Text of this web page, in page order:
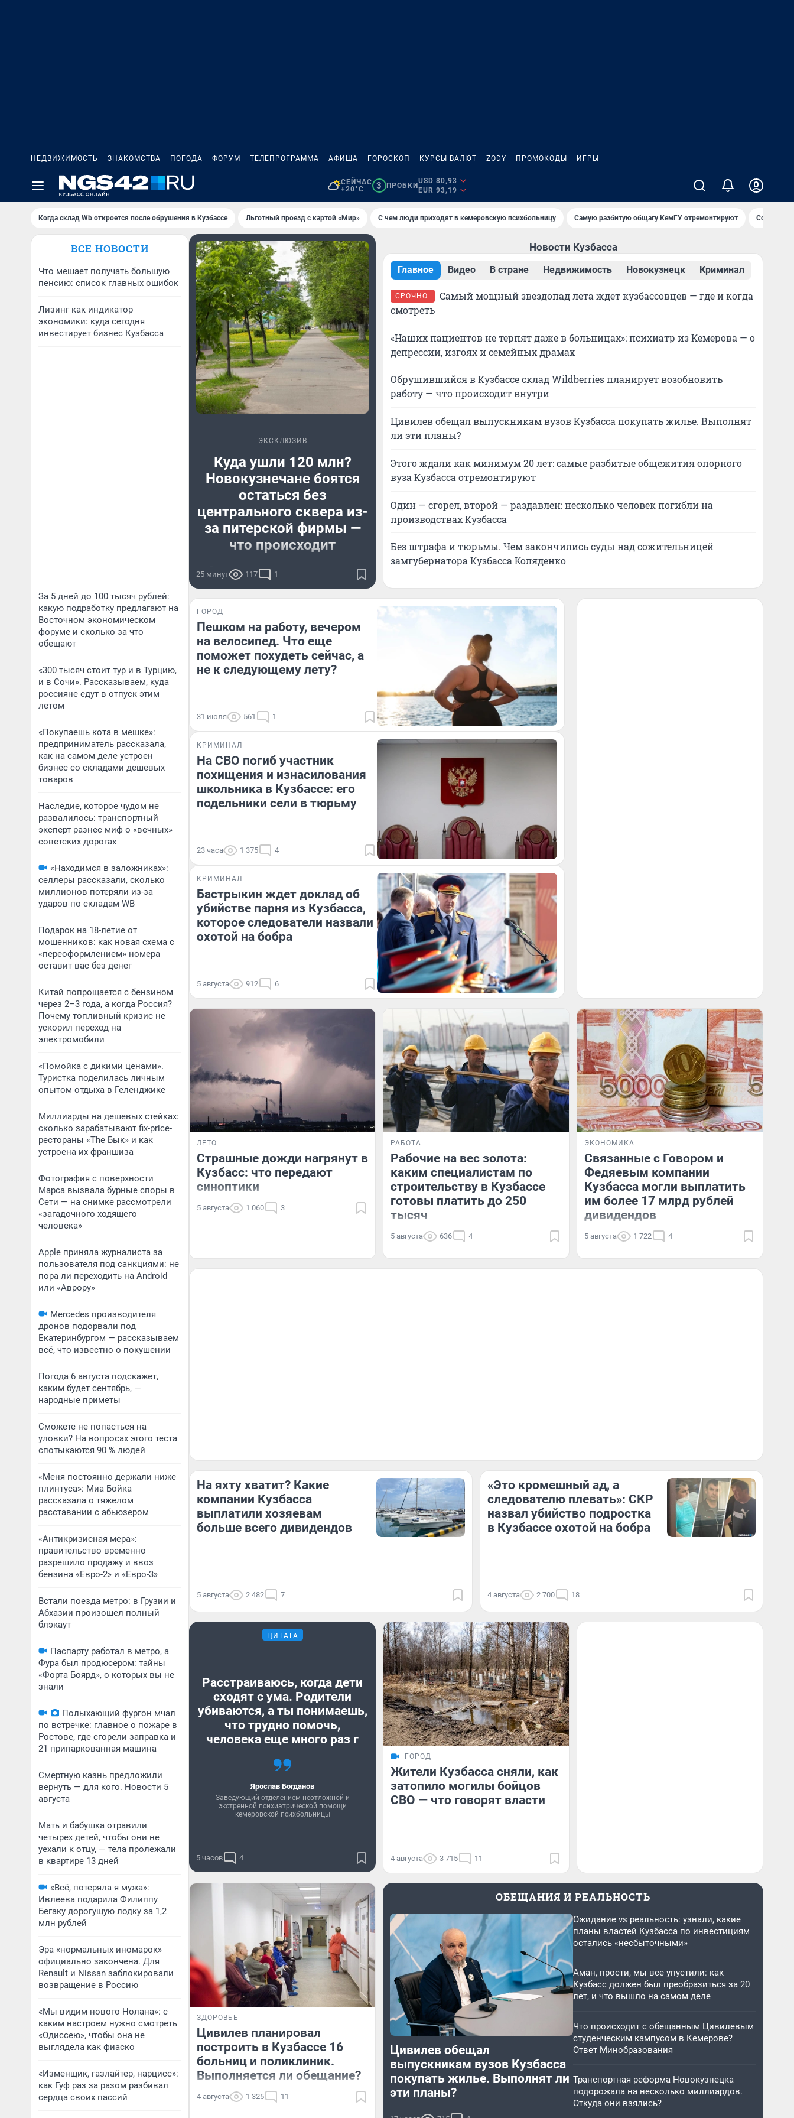
НЕДВИЖИМОСТЬ ЗНАКОМСТВА ПОГОДА ФОРУМ ТЕЛЕПРОГРАММА АФИША ГОРОСКОП КУРСЫ ВАЛЮТ ZODY ПРОМОКОДЫ ИГРЫ
СЕЙЧАС
+20°C
3 ПРОБКИ
USD 80,93
EUR 93,19
Когда склад Wb откроется после обрушения в Кузбассе Льготный проезд с картой «Мир» С чем люди приходят в кемеровскую психбольницу Самую разбитую общагу КемГУ отремонтируют
ВСЕ НОВОСТИ
Что мешает получать большую
пенсию: список главных ошибок
Лизинг как индикатор
экономики: куда сегодня
инвестирует бизнес Кузбасса
За 5 дней до 100 тысяч рублей:
какую подработку предлагают на
Восточном экономическом
форуме и сколько за что
обещают
«300 тысяч стоит тур и в Турцию,
и в Сочи». Рассказываем, куда
россияне едут в отпуск этим
летом
«Покупаешь кота в мешке»:
предприниматель рассказала,
как на самом деле устроен
бизнес со складами дешевых
товаров
Наследие, которое чудом не
развалилось: транспортный
эксперт разнес миф о «вечных»
советских дорогах
«Находимся в заложниках»:
селлеры рассказали, сколько
миллионов потеряли из-за
ударов по складам WB
Подарок на 18-летие от
мошенников: как новая схема с
«переоформлением» номера
оставит вас без денег
Китай попрощается с бензином
через 2–3 года, а когда Россия?
Почему топливный кризис не
ускорил переход на
электромобили
«Помойка с дикими ценами».
Туристка поделилась личным
опытом отдыха в Геленджике
Миллиарды на дешевых стейках:
сколько зарабатывают fix-price-
рестораны «The Бык» и как
устроена их франшиза
Фотография с поверхности
Марса вызвала бурные споры в
Сети — на снимке рассмотрели
«загадочного ходящего
человека»
Apple приняла журналиста за
пользователя под санкциями: не
пора ли переходить на Android
или «Аврору»
Mercedes производителя
дронов подорвали под
Екатеринбургом — рассказываем
всё, что известно о покушении
Погода 6 августа подскажет,
каким будет сентябрь, —
народные приметы
Сможете не попасться на
уловки? На вопросах этого теста
спотыкаются 90 % людей
«Меня постоянно держали ниже
плинтуса»: Миа Бойка
рассказала о тяжелом
расставании с абьюзером
«Антикризисная мера»:
правительство временно
разрешило продажу и ввоз
бензина «Евро-2» и «Евро-3»
Встали поезда метро: в Грузии и
Абхазии произошел полный
блэкаут
Паспарту работал в метро, а
Фура был продюсером: тайны
«Форта Боярд», о которых вы не
знали
Полыхающий фургон мчал
по встречке: главное о пожаре в
Ростове, где сгорели заправка и
21 припаркованная машина
Смертную казнь предложили
вернуть — для кого. Новости 5
августа
Мать и бабушка отравили
четырех детей, чтобы они не
уехали к отцу, — тела пролежали
в квартире 13 дней
«Всё, потеряла я мужа»:
Ивлеева подарила Филиппу
Бегаку дорогущую лодку за 1,2
млн рублей
Эра «нормальных иномарок»
официально закончена. Для
Renault и Nissan заблокировали
возвращение в Россию
«Мы видим нового Нолана»: с
каким настроем нужно смотреть
«Одиссею», чтобы она не
выглядела как фиаско
«Изменщик, газлайтер, нарцисс»:
как Гуф раз за разом разбивал
сердца своих пассий
ЭКСКЛЮЗИВ
Куда ушли 120 млн?
Новокузнечане боятся
остаться без
центрального сквера из-
за питерской фирмы —
что происходит
За парком не ухаживают, хотя
деньги на это тратятся
25 минут 117 1
Новости Кузбасса
Главное Видео В стране Недвижимость Новокузнецк Криминал
СРОЧНО
Самый мощный звездопад лета ждет кузбассовцев — где и когда
смотреть
«Наших пациентов не терпят даже в больницах»: психиатр из Кемерова — о
депрессии, изгоях и семейных драмах
Обрушившийся в Кузбассе склад Wildberries планирует возобновить
работу — что происходит внутри
Цивилев обещал выпускникам вузов Кузбасса покупать жилье. Выполнят
ли эти планы?
Этого ждали как минимум 20 лет: самые разбитые общежития опорного
вуза Кузбасса отремонтируют
Один — сгорел, второй — раздавлен: несколько человек погибли на
производствах Кузбасса
Без штрафа и тюрьмы. Чем закончились суды над сожительницей
замгубернатора Кузбасса Коляденко
ГОРОД
Пешком на работу, вечером
на велосипед. Что еще
поможет похудеть сейчас, а
не к следующему лету?
31 июля 561 1
КРИМИНАЛ
На СВО погиб участник
похищения и изнасилования
школьника в Кузбассе: его
подельники сели в тюрьму
23 часа 1 375 4
КРИМИНАЛ
Бастрыкин ждет доклад об
убийстве парня из Кузбасса,
которое следователи назвали
охотой на бобра
5 августа 912 6
ЛЕТО
Страшные дожди нагрянут в
Кузбасс: что передают
синоптики
5 августа 1 060 3
РАБОТА
Рабочие на вес золота:
каким специалистам по
строительству в Кузбассе
готовы платить до 250
тысяч
5 августа 636 4
ЭКОНОМИКА
Связанные с Говором и
Федяевым компании
Кузбасса могли выплатить
им более 17 млрд рублей
дивидендов
5 августа 1 722 4
На яхту хватит? Какие
компании Кузбасса
выплатили хозяевам
больше всего дивидендов
5 августа 2 482 7
«Это кромешный ад, а
следователю плевать»: СКР
назвал убийство подростка
в Кузбассе охотой на бобра
4 августа 2 700 18
ЦИТАТА
Расстраиваюсь, когда дети
сходят с ума. Родители
убиваются, а ты понимаешь,
что трудно помочь,
человека еще много раз г
Ярослав Богданов
Заведующий отделением неотложной и
экстренной психиатрической помощи
кемеровской психбольницы
5 часов 4
ГОРОД
Жители Кузбасса сняли, как
затопило могилы бойцов
СВО — что говорят власти
4 августа 3 715 11
ЗДОРОВЬЕ
Цивилев планировал
построить в Кузбассе 16
больниц и поликлиник.
Выполняется ли обещание?
4 августа 1 325 11
ОБЕЩАНИЯ И РЕАЛЬНОСТЬ
Цивилев обещал
выпускникам вузов Кузбасса
покупать жилье. Выполнят ли
эти планы?
Ожидание vs реальность: узнали, какие
планы властей Кузбасса по инвестициям
остались «несбыточными»
Аман, прости, мы все упустили: как
Кузбасс должен был преобразиться за 20
лет, и что вышло на самом деле
Что происходит с обещанным Цивилевым
студенческим кампусом в Кемерове?
Ответ Минобразования
Транспортная реформа Новокузнецка
подорожала на несколько миллиардов.
Откуда они взялись?